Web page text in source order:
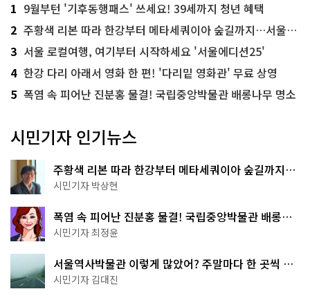
1 9월부턴 '기후동행패스' 쓰세요! 39세까지 청년 혜택
2 주황색 리본 따라 한강부터 메타세쿼이아 숲길까지…서울둘레길 15코스
3 서울 로컬여행, 여기부터 시작하세요 '서울에디션25'
4 한강 다리 아래서 영화 한 편! '다리밑 영화관' 무료 상영
5 폭염 속 피어난 진분홍 물결! 국립중앙박물관 배롱나무 명소
시민기자 인기뉴스
주황색 리본 따라 한강부터 메타세쿼이아 숲길까지…
서울둘레길 15코스
시민기자 박상현
폭염 속 피어난 진분홍 물결! 국립중앙박물관 배롱나
무 명소
시민기자 최정윤
서울역사박물관 이렇게 많았어? 주말마다 한 곳씩 떠
나는 역사 산책
시민기자 김대진